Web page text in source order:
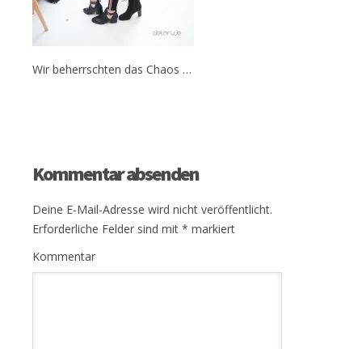
Wir beherrschten das Chaos …
Kommentar absenden
Deine E-Mail-Adresse wird nicht veröffentlicht.
Erforderliche Felder sind mit * markiert
Kommentar